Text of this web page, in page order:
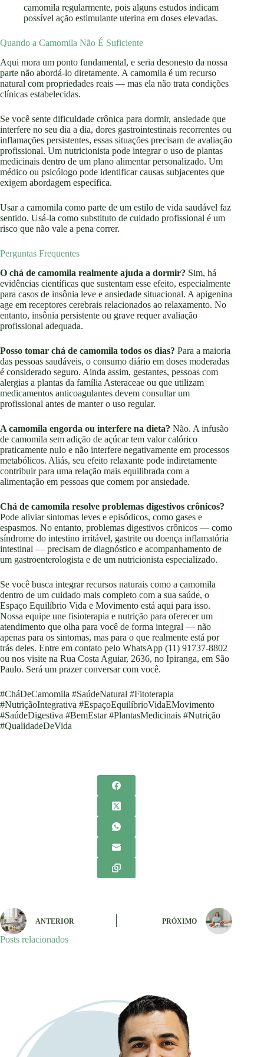
camomila regularmente, pois alguns estudos indicam
possível ação estimulante uterina em doses elevadas.
Quando a Camomila Não É Suficiente
Aqui mora um ponto fundamental, e seria desonesto da nossa
parte não abordá-lo diretamente. A camomila é um recurso
natural com propriedades reais — mas ela não trata condições
clínicas estabelecidas.
Se você sente dificuldade crônica para dormir, ansiedade que
interfere no seu dia a dia, dores gastrointestinais recorrentes ou
inflamações persistentes, essas situações precisam de avaliação
profissional. Um nutricionista pode integrar o uso de plantas
medicinais dentro de um plano alimentar personalizado. Um
médico ou psicólogo pode identificar causas subjacentes que
exigem abordagem específica.
Usar a camomila como parte de um estilo de vida saudável faz
sentido. Usá-la como substituto de cuidado profissional é um
risco que não vale a pena correr.
Perguntas Frequentes
O chá de camomila realmente ajuda a dormir? Sim, há
evidências científicas que sustentam esse efeito, especialmente
para casos de insônia leve e ansiedade situacional. A apigenina
age em receptores cerebrais relacionados ao relaxamento. No
entanto, insônia persistente ou grave requer avaliação
profissional adequada.
Posso tomar chá de camomila todos os dias? Para a maioria
das pessoas saudáveis, o consumo diário em doses moderadas
é considerado seguro. Ainda assim, gestantes, pessoas com
alergias a plantas da família Asteraceae ou que utilizam
medicamentos anticoagulantes devem consultar um
profissional antes de manter o uso regular.
A camomila engorda ou interfere na dieta? Não. A infusão
de camomila sem adição de açúcar tem valor calórico
praticamente nulo e não interfere negativamente em processos
metabólicos. Aliás, seu efeito relaxante pode indiretamente
contribuir para uma relação mais equilibrada com a
alimentação em pessoas que comem por ansiedade.
Chá de camomila resolve problemas digestivos crônicos?
Pode aliviar sintomas leves e episódicos, como gases e
espasmos. No entanto, problemas digestivos crônicos — como
síndrome do intestino irritável, gastrite ou doença inflamatória
intestinal — precisam de diagnóstico e acompanhamento de
um gastroenterologista e de um nutricionista especializado.
Se você busca integrar recursos naturais como a camomila
dentro de um cuidado mais completo com a sua saúde, o
Espaço Equilíbrio Vida e Movimento está aqui para isso.
Nossa equipe une fisioterapia e nutrição para oferecer um
atendimento que olha para você de forma integral — não
apenas para os sintomas, mas para o que realmente está por
trás deles. Entre em contato pelo WhatsApp (11) 91737-8802
ou nos visite na Rua Costa Aguiar, 2636, no Ipiranga, em São
Paulo. Será um prazer conversar com você.
#CháDeCamomila #SaúdeNatural #Fitoterapia
#NutriçãoIntegrativa #EspaçoEquilíbrioVidaEMovimento
#SaúdeDigestiva #BemEstar #PlantasMedicinais #Nutrição
#QualidadeDeVida
ANTERIOR PRÓXIMO
Posts relacionados